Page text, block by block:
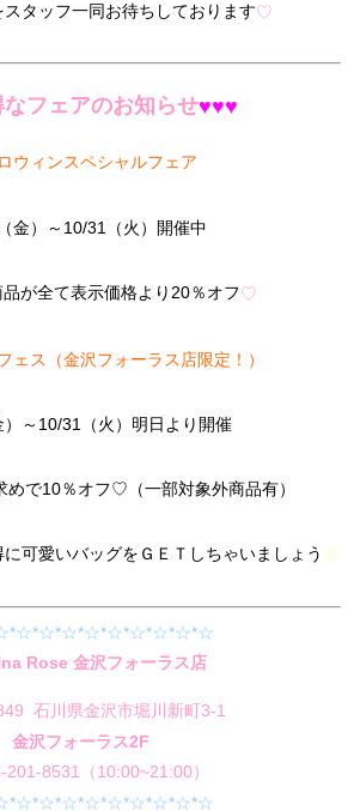
タッフ一同お待ちしております♡
なフェアのお知らせ♥♥♥
ウィンスペシャルフェア
金）～10/31（火）開催中
が全て表示価格より20％オフ♡
ス（金沢フォーラス店限定！）
）～10/31（火）明日より開催
めで10％オフ♡（一部対象外商品有）
可愛いバッグをＧＥＴしちゃいましょう ☆
Rose 金沢フォーラス店
石川県金沢市堀川新町3-1
金沢フォーラス2F
8531（10:00~21:00）